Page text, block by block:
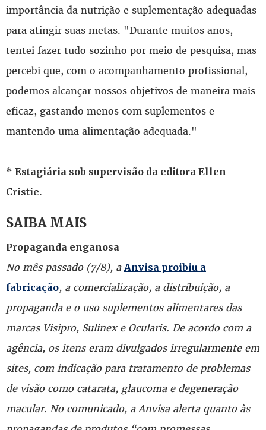
importância da nutrição e suplementação adequadas
para atingir suas metas. "Durante muitos anos,
tentei fazer tudo sozinho por meio de pesquisa, mas
percebi que, com o acompanhamento profissional,
podemos alcançar nossos objetivos de maneira mais
eficaz, gastando menos com suplementos e
mantendo uma alimentação adequada."
* Estagiária sob supervisão da editora Ellen
Cristie.
SAIBA MAIS
Propaganda enganosa
No mês passado (7/8), a Anvisa proibiu a
fabricação, a comercialização, a distribuição, a
propaganda e o uso suplementos alimentares das
marcas Visipro, Sulinex e Ocularis. De acordo com a
agência, os itens eram divulgados irregularmente em
sites, com indicação para tratamento de problemas
de visão como catarata, glaucoma e degeneração
macular. No comunicado, a Anvisa alerta quanto às